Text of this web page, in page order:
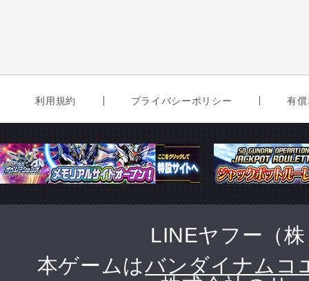
利用規約 プライバシーポリシー 有
LINEヤフー（
本ゲームはバンダイナムコ